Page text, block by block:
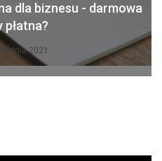
dla biznesu - darmowa
płatna?
2021